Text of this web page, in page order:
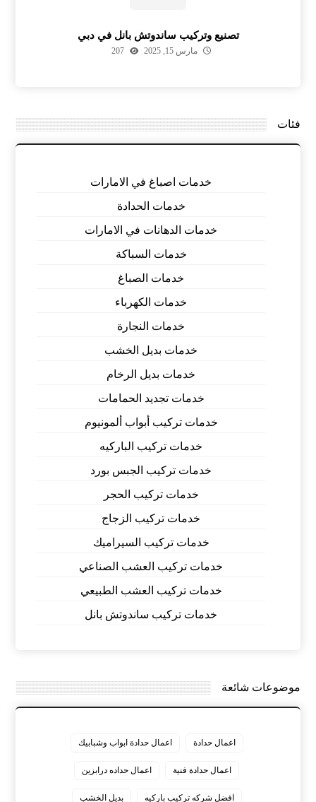
تصنيع وتركيب ساندوتش بانل في دبي
مارس 15, 2025 207
فئات
خدمات اصباغ في الامارات
خدمات الحدادة
خدمات الدهانات في الامارات
خدمات السباكة
خدمات الصباغ
خدمات الكهرباء
خدمات النجارة
خدمات بديل الخشب
خدمات بديل الرخام
خدمات تجديد الحمامات
خدمات تركيب أبواب ألمونيوم
خدمات تركيب الباركيه
خدمات تركيب الجبس بورد
خدمات تركيب الحجر
خدمات تركيب الزجاج
خدمات تركيب السيراميك
خدمات تركيب العشب الصناعي
خدمات تركيب العشب الطبيعي
خدمات تركيب ساندوتش بانل
موضوعات شائعة
اعمال حدادة اعمال حدادة ابواب وشبابيك
اعمال حدادة فنية اعمال حداده درابزين
افضل شركه تركيب باركيه بديل الخشب